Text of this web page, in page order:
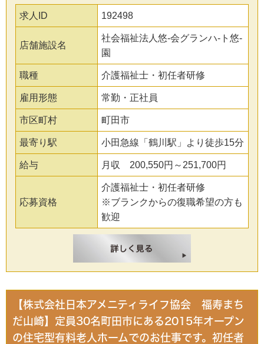
求人ID 192498
店舗施設名
社会福祉法人悠-会グランハ-ト悠-
園
職種 介護福祉士・初任者研修
雇用形態 常勤・正社員
市区町村 町田市
最寄り駅 小田急線「鶴川駅」より徒歩15分
給与 月収 200,550円～251,700円
応募資格
介護福祉士・初任者研修
※ブランクからの復職希望の方も
歓迎
【株式会社日本アメニティライフ協会 福寿まち
だ山崎】定員30名町田市にある2015年オープン
の住宅型有料老人ホームでのお仕事です。初任者